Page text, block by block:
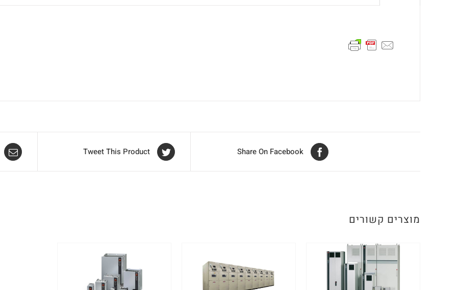
Share On Facebook
Tweet This Product
מוצרים קשורים